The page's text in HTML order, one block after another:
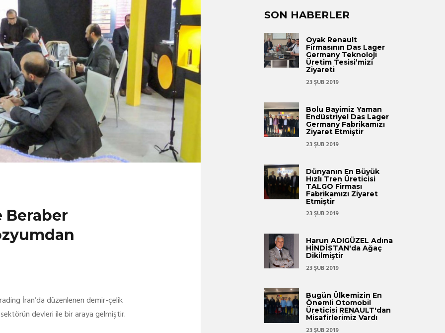
İran’da düzenlenen demir-çelik
devleri ile bir araya gelmiştir.
SON HABERLER
Oyak Renault
Firmasının Das Lager
Germany Teknoloji
Üretim Tesisi’mizi
Ziyareti
23 ŞUB 2019
Bolu Bayimiz Yaman
Endüstriyel Das Lager
Germany Fabrikamızı
Ziyaret Etmiştir
23 ŞUB 2019
Dünyanın En Büyük
Hızlı Tren Üreticisi
TALGO Firması
Fabrikamızı Ziyaret
Etmiştir
23 ŞUB 2019
Harun ADIGÜZEL Adına
HİNDİSTAN'da Ağaç
Dikilmiştir
23 ŞUB 2019
Bugün Ülkemizin En
Önemli Otomobil
Üreticisi RENAULT'dan
Misafirlerimiz Vardı
23 ŞUB 2019